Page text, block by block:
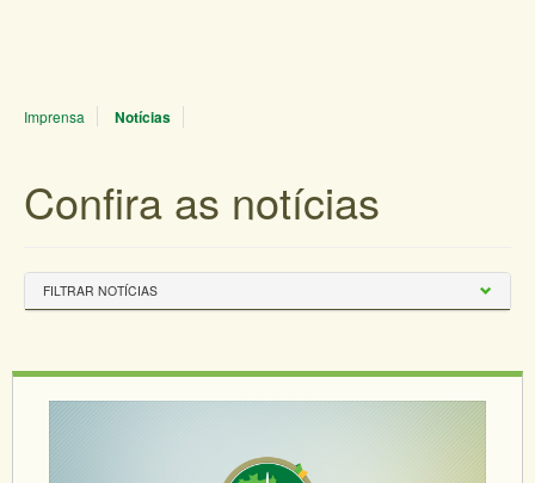
Imprensa Notícias
Confira as notícias
FILTRAR NOTÍCIAS